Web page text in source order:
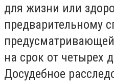
для жизни или
предварительному
на срок от четырех
Досудебное